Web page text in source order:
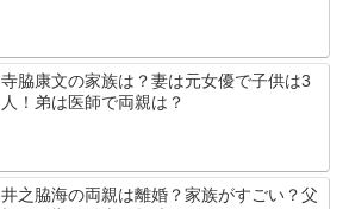
寺脇康文の家族は？妻は元女優で子供は3
人！弟は医師で両親は？
井之脇海の両親は離婚？家族がすごい？父